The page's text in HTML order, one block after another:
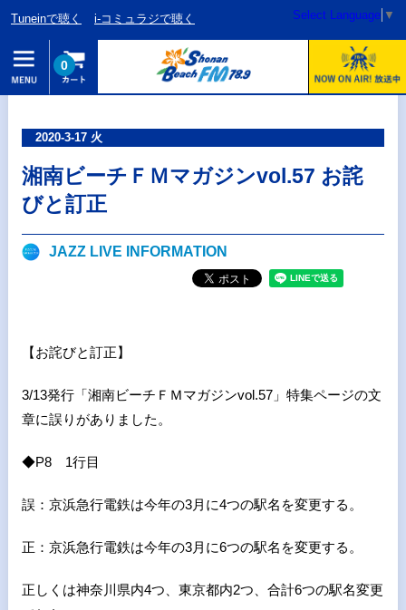
Tuneinで聴く i-コミュラジで聴く Select Language ▼
0
2020-3-17 火
湘南ビーチＦＭマガジンvol.57 お詫
びと訂正
JAZZ LIVE INFORMATION
【お詫びと訂正】
3/13発行「湘南ビーチＦＭマガジンvol.57」特集ページの文
章に誤りがありました。
◆P8 1行目
誤：京浜急行電鉄は今年の3月に4つの駅名を変更する。
正：京浜急行電鉄は今年の3月に6つの駅名を変更する。
正しくは神奈川県内4つ、東京都内2つ、合計6つの駅名変更